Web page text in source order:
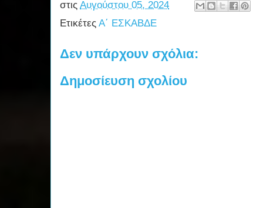
στις Αυγούστου 05, 2024
Ετικέτες Α΄ ΕΣΚΑΒΔΕ
Δεν υπάρχουν σχόλια:
Δημοσίευση σχολίου